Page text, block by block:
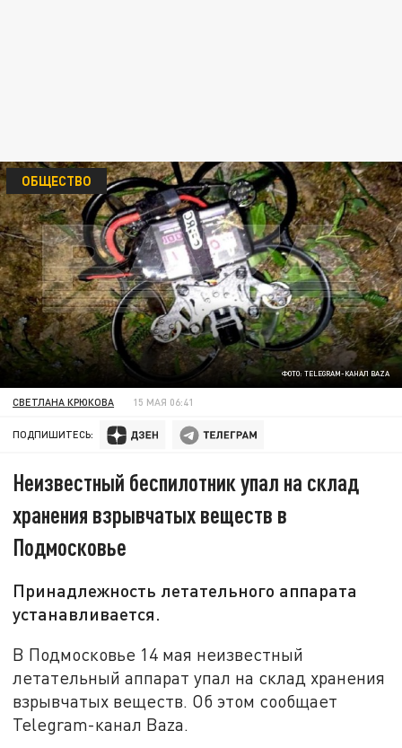
ФОТО: TELEGRAM-КАНАЛ BAZA
ОБЩЕСТВО
СВЕТЛАНА КРЮКОВА 15 МАЯ 06:41
ПОДПИШИТЕСЬ:
Неизвестный беспилотник упал на склад
хранения взрывчатых веществ в
Подмосковье
Принадлежность летательного аппарата
устанавливается.
В Подмосковье 14 мая неизвестный
летательный аппарат упал на склад хранения
взрывчатых веществ. Об этом сообщает
Telegram-канал Baza.